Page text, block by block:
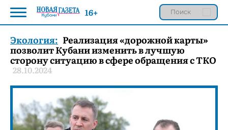
Экология: Реализация «дорожной карты»
позволит Кубани изменить в лучшую
сторону ситуацию в сфере обращения с ТКО
28.10.2024
16+